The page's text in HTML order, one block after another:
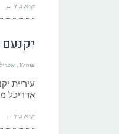
קרא עוד ←
Ycom אפריל 15, 2026
עיריית
אדריכל
קרא עוד ←